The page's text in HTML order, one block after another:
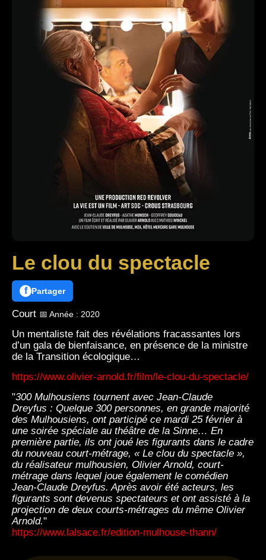
Le clou du spectacle
f Partager
Court 📅 Année : 2020
Un mentaliste fait des révélations fracassantes lors
d’un gala de bienfaisance, en présence de la ministre
de la Transition écologique…
https://www.olivier-arnold.fr/film/le-clou-du-spectacle/
"300 Mulhousiens tournent avec Jean-Claude
Dreyfus : Quelque 300 personnes, en grande majorité
des Mulhousiens, ont participé ce mardi 25 février à
une soirée spéciale au théâtre de la Sinne… En
première partie, ils ont joué les figurants dans le cadre
du nouveau court-métrage, « Le clou du spectacle »,
du réalisateur mulhousien, Olivier Arnold, court-
métrage dans lequel joue également le comédien
Jean-Claude Dreyfus. Après avoir été acteurs, les
figurants sont devenus spectateurs et ont assisté à la
projection de deux courts-métrages du même Olivier
Arnold."
https://www.lalsace.fr/edition-mulhouse-thann/